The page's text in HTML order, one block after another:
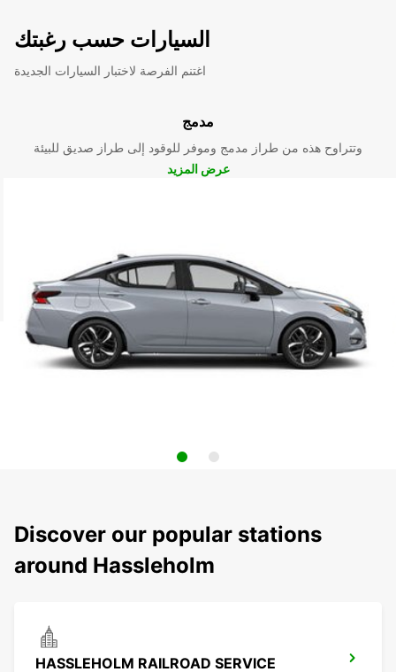
السيارات حسب رغبتك
اغتنم الفرصة لاختبار السيارات الجديدة
مدمج
وتتراوح هذه من طراز مدمج وموفر للوقود إلى طراز صديق للبيئة
عرض المزيد
Discover our popular stations
around Hassleholm
HASSLEHOLM RAILROAD SERVICE